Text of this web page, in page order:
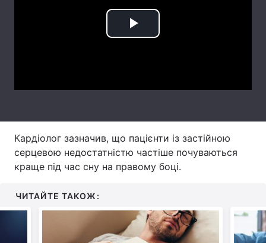
Вакансії
Play
Кардіолог зазначив, що пацієнти із застійною
серцевою недостатністю частіше почуваються
краще під час сну на правому боці.
ЧИТАЙТЕ ТАКОЖ: